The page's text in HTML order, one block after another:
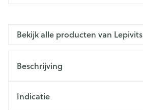
Bekijk alle producten van Lepivits
Beschrijving
Indicatie